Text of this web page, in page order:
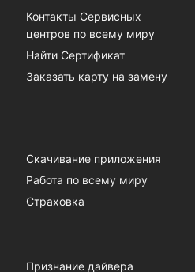
Контакты Сервисных
центров по всему миру
Найти Сертификат
Заказать карту на замену
Скачивание приложения
Работа по всему миру
Страховка
Признание дайвера